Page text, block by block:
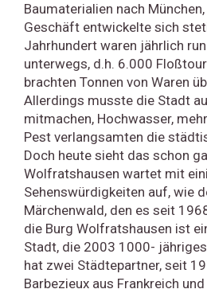
Baumaterialien nach
Geschäft entwickelte sich
Jahrhundert waren jährlich
unterwegs, d.h. 6.000
brachten Tonnen von Waren
Allerdings musste die Stadt
mitmachen, Hochwasser,
Pest verlangsamten die
Doch heute sieht das schon
Wolfratshausen wartet mit
Sehenswürdigkeiten auf, wie
Märchenwald, den es seit
die Burg Wolfratshausen ist
Stadt, die 2003 1000-
hat zwei Städtepartner, seit
Barbezieux aus Frankreich